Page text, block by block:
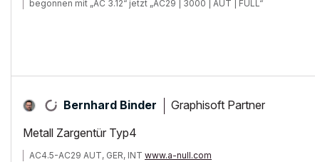
begonnen mit „AC 3.12“ jetzt „AC29 | 3000 | AUT | FULL“
Bernhard Binder Graphisoft Partner
Metall Zargentür Typ4
AC4.5-AC29 AUT, GER, INT www.a-null.com